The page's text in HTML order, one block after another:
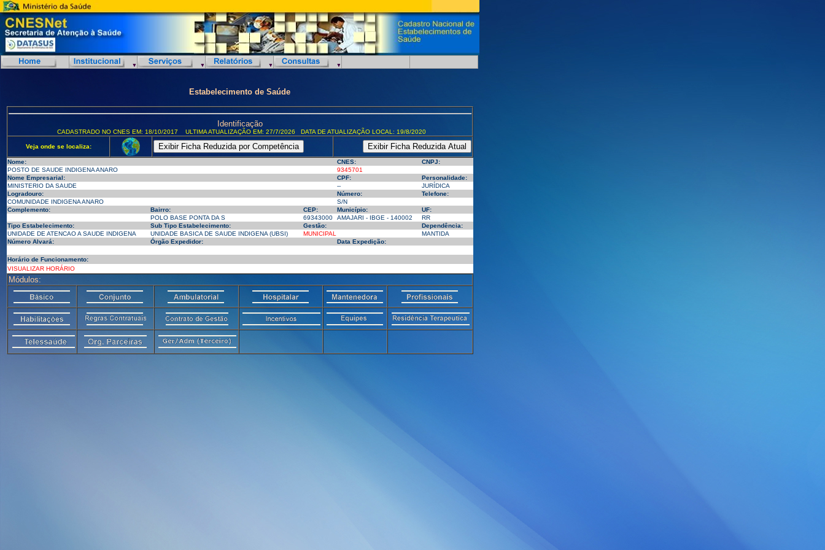
Estabelecimento de Saúde
Identificação
CADASTRADO NO CNES EM: 18/10/2017 ULTIMA ATUALIZAÇÃO EM: 27/7/2026 DATA DE ATUALIZAÇÃO LOCAL: 19/8/2020
Veja onde se localiza:
Nome: CNES:
CNPJ:
POSTO DE SAUDE INDIGENA ANARO
9345701
Nome Empresarial:
CPF:
Personalidade:
MINISTERIO DA SAUDE
--
JURÍDICA
Logradouro:
Número:
Telefone:
COMUNIDADE INDIGENA ANARO
S/N
Complemento:
Bairro: CEP: Município:
UF:
POLO BASE PONTA DA S
69343000 AMAJARI - IBGE - 140002
RR
Tipo Estabelecimento:
Sub Tipo Estabelecimento: Gestão:
Dependência:
UNIDADE DE ATENCAO A SAUDE INDIGENA
UNIDADE BASICA DE SAUDE INDIGENA (UBSI) MUNICIPAL
MANTIDA
Número Alvará:
Órgão Expedidor: Data Expedição:
Horário de Funcionamento:
VISUALIZAR HORÁRIO
Módulos: